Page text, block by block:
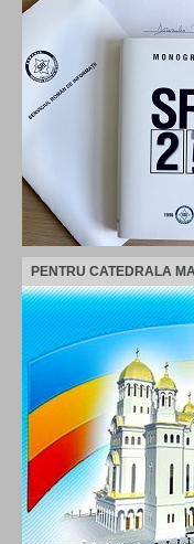
PENTRU CATEDRALA